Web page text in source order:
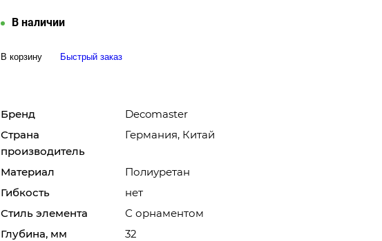
В наличии
В корзину Быстрый заказ
Бренд
Decomaster
Страна
производитель
Германия, Китай
Материал
Полиуретан
Гибкость
нет
Стиль элемента
С орнаментом
Глубина, мм
32